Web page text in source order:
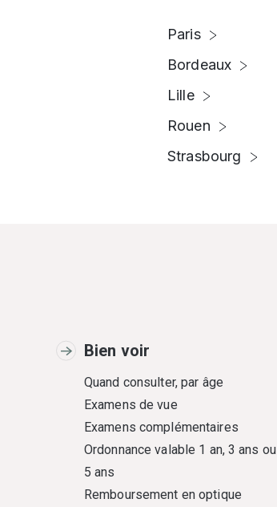
Paris
Bordeaux
Lille
Rouen
Strasbourg
Bien voir
Quand consulter, par âge
Examens de vue
Examens complémentaires
Ordonnance valable 1 an, 3 ans ou
5 ans
Remboursement en optique